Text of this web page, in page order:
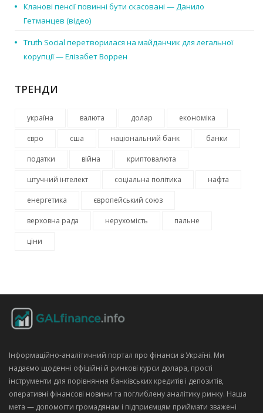
Кланові пенсії повинні бути скасовані — Данило
Гетманцев (відео)
Truth Social перетворилася на майданчик для легальної
корупції — Елізабет Воррен
ТРЕНДИ
україна валюта долар економіка
євро сша національний банк банки
податки війна криптовалюта
штучний інтелект соціальна політика нафта
енергетика європейський союз
верховна рада нерухомість пальне
ціни
Інформаційно‑аналітичний портал про фінанси в Україні. Ми
надаємо щоденні офіційні й ринкові курси долара, прості
інструменти для порівняння банківських кредитів і депозитів,
оперативні фінансові новини та поглиблену аналітику ринку. Наша
мета — допомогти громадянам і підприємцям приймати зважені